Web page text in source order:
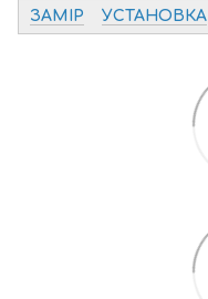
ЗАМІР УСТАНОВКА